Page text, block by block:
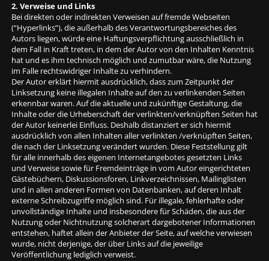
2. Verweise und Links
Bei direkten oder indirekten Verweisen auf fremde Webseiten
(“Hyperlinks”), die außerhalb des Verantwortungsbereiches des
Autors liegen, würde eine Haftungsverpflichtung ausschließlich in
dem Fall in Kraft treten, in dem der Autor von den Inhalten Kenntnis
hat und es ihm technisch möglich und zumutbar wäre, die Nutzung
im Falle rechtswidriger Inhalte zu verhindern.
Der Autor erklärt hiermit ausdrücklich, dass zum Zeitpunkt der
Linksetzung keine illegalen Inhalte auf den zu verlinkenden Seiten
erkennbar waren. Auf die aktuelle und zukünftige Gestaltung, die
Inhalte oder die Urheberschaft der verlinkten/verknüpften Seiten hat
der Autor keinerlei Einfluss. Deshalb distanziert er sich hiermit
ausdrücklich von allen Inhalten aller verlinkten /verknüpften Seiten,
die nach der Linksetzung verändert wurden. Diese Feststellung gilt
für alle innerhalb des eigenen Internetangebotes gesetzten Links
und Verweise sowie für Fremdeinträge in vom Autor eingerichteten
Gästebüchern, Diskussionsforen, Linkverzeichnissen, Mailinglisten
und in allen anderen Formen von Datenbanken, auf deren Inhalt
externe Schreibzugriffe möglich sind. Für illegale, fehlerhafte oder
unvollständige Inhalte und insbesondere für Schäden, die aus der
Nutzung oder Nichtnutzung solcherart dargebotener Informationen
entstehen, haftet allein der Anbieter der Seite, auf welche verwiesen
wurde, nicht derjenige, der über Links auf die jeweilige
Veröffentlichung lediglich verweist.